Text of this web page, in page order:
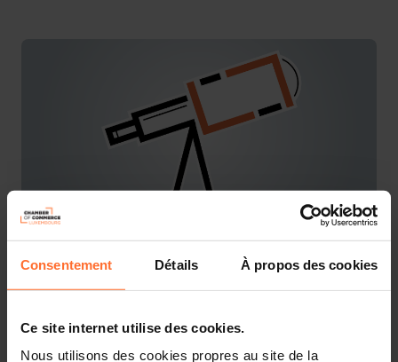
Consentement Détails À propos des cookies
Ce site internet utilise des cookies.
Nous utilisons des cookies propres au site de la
You are starting a business from scratch or buying an
point of contact for entrepreneurs.